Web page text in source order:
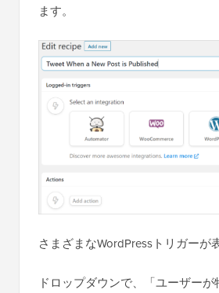
ます。
さまざまなWordPressトリガーが
ドロップダウンで、「ユーザーが